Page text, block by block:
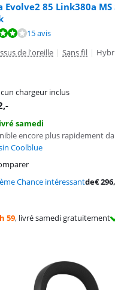
Evolve2 85 Link380a
15 avis
de l'oreille | Sans fil |
chargeur inclus
,-
samedi
encore plus rapidement
Coolblue
Chance intéressantde€296
59, livré samedi gratuitement